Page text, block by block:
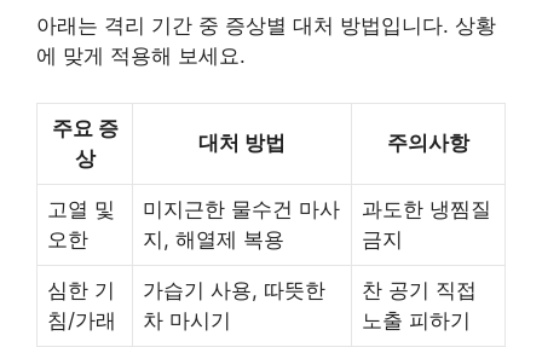
아래는 격리 기간 중 증상별 대처 방법입니다. 상황
에 맞게 적용해 보세요.
주요 증
상
대처 방법 주의사항
고열 및
오한
미지근한 물수건 마사
지, 해열제 복용
과도한 냉찜질
금지
심한 기
침/가래
가습기 사용, 따뜻한
차 마시기
찬 공기 직접
노출 피하기